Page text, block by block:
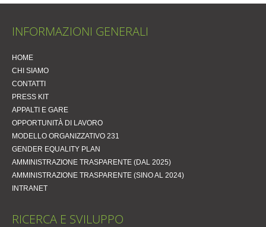
HOME
CHI SIAMO
CONTATTI
PRESS KIT
APPALTI E GARE
OPPORTUNITÀ DI LAVORO
MODELLO ORGANIZZATIVO 231
GENDER EQUALITY PLAN
AMMINISTRAZIONE TRASPARENTE (DAL 2025)
AMMINISTRAZIONE TRASPARENTE (SINO AL 2024)
INTRANET